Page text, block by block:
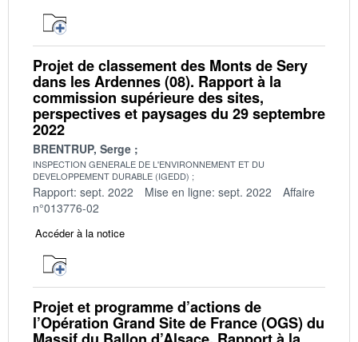
Projet de classement des Monts de Sery
dans les Ardennes (08). Rapport à la
commission supérieure des sites,
perspectives et paysages du 29 septembre
2022
BRENTRUP, Serge
INSPECTION GENERALE DE L'ENVIRONNEMENT ET DU
DEVELOPPEMENT DURABLE (IGEDD)
Rapport: sept. 2022 Mise en ligne: sept. 2022
Affaire
n°013776-02
Accéder à la notice
Projet et programme d’actions de
l’Opération Grand Site de France (OGS) du